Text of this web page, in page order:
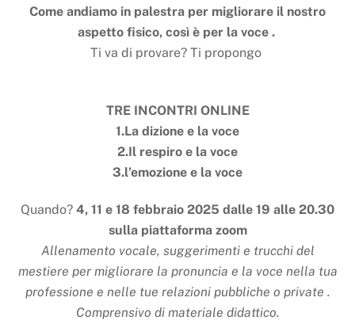
Come andiamo in palestra per migliorare il nostro
aspetto fisico, così è per la voce .
Ti va di provare? Ti propongo
TRE INCONTRI ONLINE
1.La dizione e la voce
2.Il respiro e la voce
3.l’emozione e la voce
Quando? 4, 11 e 18 febbraio 2025 dalle 19 alle 20.30
sulla piattaforma zoom
Allenamento vocale, suggerimenti e trucchi del
mestiere per migliorare la pronuncia e la voce nella tua
professione e nelle tue relazioni pubbliche o private .
Comprensivo di materiale didattico.